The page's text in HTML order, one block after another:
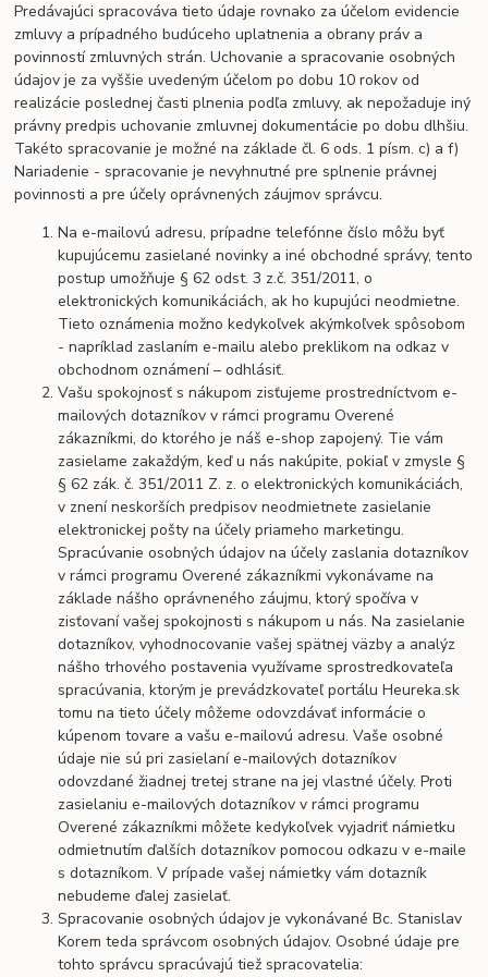
Predávajúci spracováva tieto údaje rovnako za účelom evidencie
zmluvy a prípadného budúceho uplatnenia a obrany práv a
povinností zmluvných strán. Uchovanie a spracovanie osobných
údajov je za vyššie uvedeným účelom po dobu 10 rokov od
realizácie poslednej časti plnenia podľa zmluvy, ak nepožaduje iný
právny predpis uchovanie zmluvnej dokumentácie po dobu dlhšiu.
Takéto spracovanie je možné na základe čl. 6 ods. 1 písm. c) a f)
Nariadenie - spracovanie je nevyhnutné pre splnenie právnej
povinnosti a pre účely oprávnených záujmov správcu.
Na e-mailovú adresu, prípadne telefónne číslo môžu byť
kupujúcemu zasielané novinky a iné obchodné správy, tento
postup umožňuje § 62 odst. 3 z.č. 351/2011, o
elektronických komunikáciách, ak ho kupujúci neodmietne.
Tieto oznámenia možno kedykoľvek akýmkoľvek spôsobom
- napríklad zaslaním e-mailu alebo preklikom na odkaz v
obchodnom oznámení – odhlásiť.
Vašu spokojnosť s nákupom zisťujeme prostredníctvom e-
mailových dotazníkov v rámci programu Overené
zákazníkmi, do ktorého je náš e-shop zapojený. Tie vám
zasielame zakaždým, keď u nás nakúpite, pokiaľ v zmysle §
§ 62 zák. č. 351/2011 Z. z. o elektronických komunikáciách,
v znení neskorších predpisov neodmietnete zasielanie
elektronickej pošty na účely priameho marketingu.
Spracúvanie osobných údajov na účely zaslania dotazníkov
v rámci programu Overené zákazníkmi vykonávame na
základe nášho oprávneného záujmu, ktorý spočíva v
zisťovaní vašej spokojnosti s nákupom u nás. Na zasielanie
dotazníkov, vyhodnocovanie vašej spätnej väzby a analýz
nášho trhového postavenia využívame sprostredkovateľa
spracúvania, ktorým je prevádzkovateľ portálu Heureka.sk
tomu na tieto účely môžeme odovzdávať informácie o
kúpenom tovare a vašu e-mailovú adresu. Vaše osobné
údaje nie sú pri zasielaní e-mailových dotazníkov
odovzdané žiadnej tretej strane na jej vlastné účely. Proti
zasielaniu e-mailových dotazníkov v rámci programu
Overené zákazníkmi môžete kedykoľvek vyjadriť námietku
odmietnutím ďalších dotazníkov pomocou odkazu v e-maile
s dotazníkom. V prípade vašej námietky vám dotazník
nebudeme ďalej zasielať.
Spracovanie osobných údajov je vykonávané Bc. Stanislav
Korem teda správcom osobných údajov. Osobné údaje pre
tohto správcu spracúvajú tiež spracovatelia: